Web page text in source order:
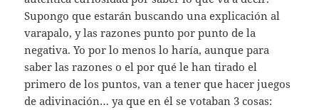
Supongo que estarán buscando una explicación al
varapalo, y las razones punto por punto de la
negativa. Yo por lo menos lo haría, aunque para
saber las razones o el por qué le han tirado el
primero de los puntos, van a tener que hacer juegos
de adivinación… ya que en él se votaban 3 cosas: